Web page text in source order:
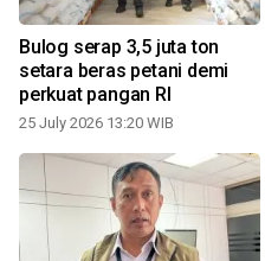
Bulog serap 3,5 juta ton
setara beras petani demi
perkuat pangan RI
25 July 2026 13:20 WIB